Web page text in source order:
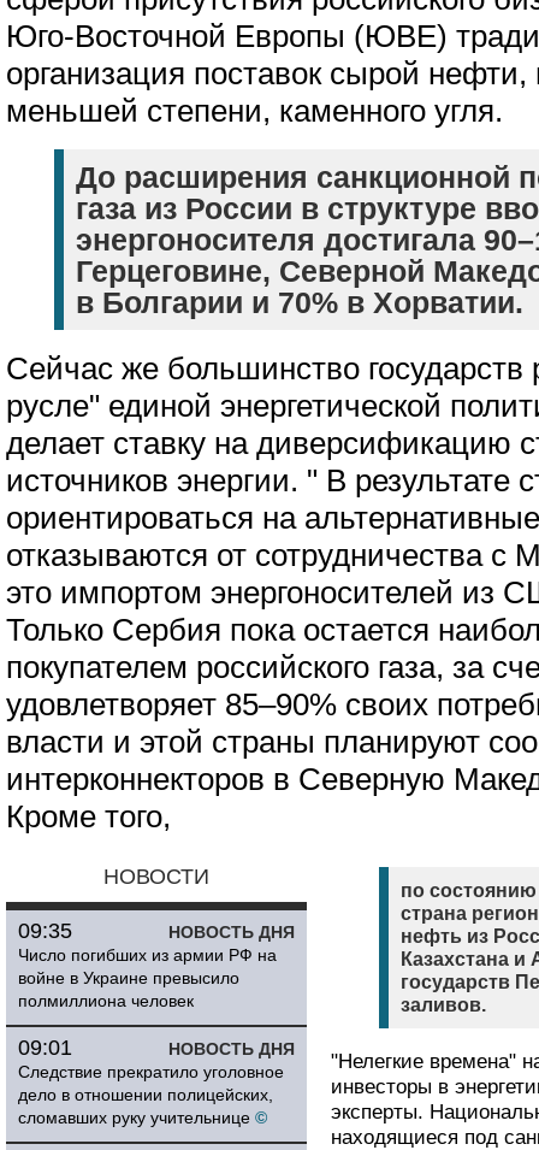
Юго-Восточной Европы (ЮВЕ)
организация поставок сырой нефти,
меньшей степени, каменного угля.
До расширения санкционной
газа из России в структуре
энергоносителя достигала
Герцеговине, Северной
в Болгарии и 70% в Хорватии.
Сейчас же большинство государств
русле" единой энергетической
делает ставку на диверсификацию
источников энергии. " В
ориентироваться на
отказываются от сотрудничества с
это импортом энергоносителей из
Только Сербия пока остается
покупателем российского газа, за
удовлетворяет 85–90% своих
власти и этой страны планируют
интерконнекторов в Северную
Кроме того,
НОВОСТИ
НОВОСТЬ ДНЯ
09:35
Число погибших из армии РФ на
войне в Украине превысило
полмиллиона человек
НОВОСТЬ ДНЯ
09:01
Следствие прекратило уголовное
дело в отношении полицейских,
сломавших руку учительнице ©
по состоянию
страна
нефть из
Казахстана и
государств
заливов.
"Нелегкие времена"
инвесторы в
эксперты.
находящиеся под